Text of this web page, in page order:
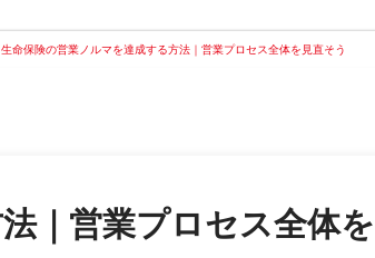
生命保険の営業ノルマを達成する方法｜営業プロセス全体を見直そう
｜営業プロセス全体を